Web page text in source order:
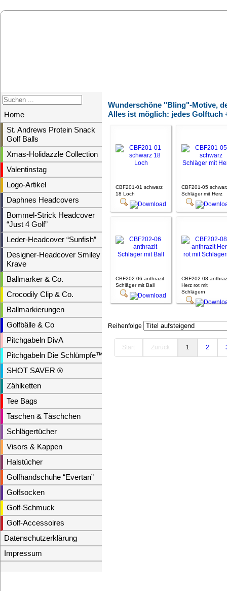
Home
St. Andrews Protein Snack
Golf Balls
Xmas-Holidazzle Collection
Valentinstag
Logo-Artikel
Daphnes Headcovers
Bommel-Strick Headcover
“Just 4 Golf”
Leder-Headcover “Sunfish”
Designer-Headcover Smiley &
Krave
Ballmarker & Co.
Crocodily Clip & Co.
Ballmarkierungen
Golfbälle & Co
Pitchgabeln DivA
Pitchgabeln Die Schlümpfe™
SHOT SAVER ®
Zählketten
Tee Bags
Taschen & Täschchen
Schlägertücher
Visors & Kappen
Halstücher
Golfhandschuhe “Evertan”
Golfsocken
Golf-Schmuck
Golf-Accessoires
Datenschutzerklärung
Impressum
Wunderschöne "Bling"-Motive,
Alles ist möglich: jedes Golftuch
CBF201-01 schwarz
18 Loch
CBF201-05
Schläger mit Herz
CBF202-06 anthrazit
Schläger mit Ball
CBF202-08
Herz rot mit
Schlägern
Reihenfolge
Start Zurück 1 2